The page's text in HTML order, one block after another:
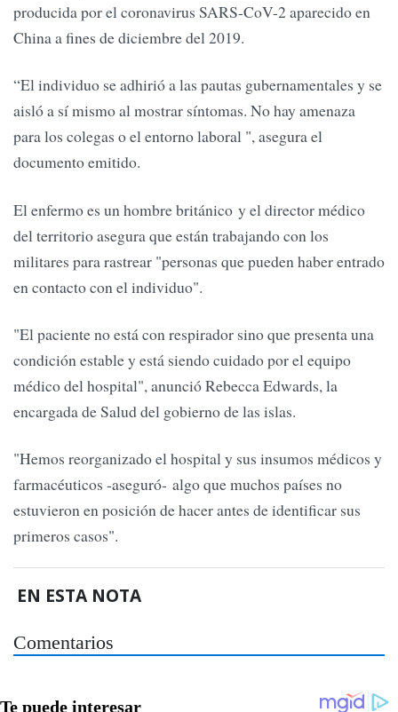
producida por el coronavirus SARS-CoV-2 aparecido en
China a fines de diciembre del 2019.
“El individuo se adhirió a las pautas gubernamentales y se
aisló a sí mismo al mostrar síntomas. No hay amenaza
para los colegas o el entorno laboral ", asegura el
documento emitido.
El enfermo es un hombre británico y el director médico
del territorio asegura que están trabajando con los
militares para rastrear "personas que pueden haber entrado
en contacto con el individuo".
"El paciente no está con respirador sino que presenta una
condición estable y está siendo cuidado por el equipo
médico del hospital", anunció Rebecca Edwards, la
encargada de Salud del gobierno de las islas.
"Hemos reorganizado el hospital y sus insumos médicos y
farmacéuticos -aseguró- algo que muchos países no
estuvieron en posición de hacer antes de identificar sus
primeros casos".
EN ESTA NOTA
Comentarios